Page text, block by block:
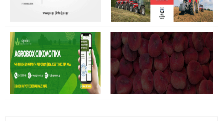
Θανάσης Καββαδάς: Θωρακίζεται όλη η χώρα απέναντι